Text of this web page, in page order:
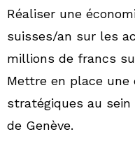
Réaliser une
suisses/an sur les
millions de francs
Mettre en place une
stratégiques au sein
de Genève.